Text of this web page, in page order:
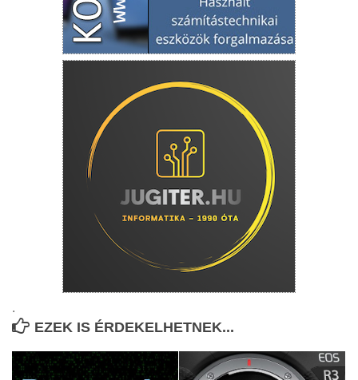
.
EZEK IS ÉRDEKELHETNEK...